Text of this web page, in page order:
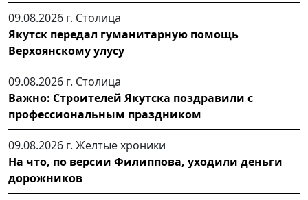
09.08.2026 г. Столица
Якутск передал гуманитарную помощь
Верхоянскому улусу
09.08.2026 г. Столица
Важно: Строителей Якутска поздравили с
профессиональным праздником
09.08.2026 г. Желтые хроники
На что, по версии Филиппова, уходили деньги
дорожников